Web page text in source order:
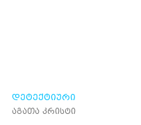
ᲓᲔᲢᲔᲥᲢᲘᲣᲠᲘ
ᲛᲝᲗᲮᲠᲝᲑᲔᲑᲘ
აგათა კრისტი